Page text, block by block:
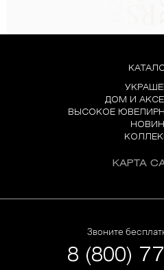
ДОМ И
ВЫСОКОЕ
КАРТА
Звоните
8 (800)